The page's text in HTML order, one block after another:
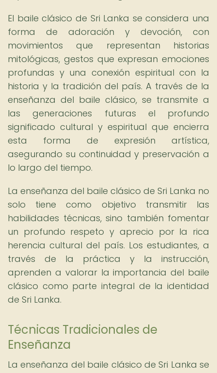
El baile clásico de Sri Lanka se considera una
forma de adoración y devoción, con
movimientos que representan historias
mitológicas, gestos que expresan emociones
profundas y una conexión espiritual con la
historia y la tradición del país. A través de la
enseñanza del baile clásico, se transmite a
las generaciones futuras el profundo
significado cultural y espiritual que encierra
esta forma de expresión artística,
asegurando su continuidad y preservación a
lo largo del tiempo.
La enseñanza del baile clásico de Sri Lanka no
solo tiene como objetivo transmitir las
habilidades técnicas, sino también fomentar
un profundo respeto y aprecio por la rica
herencia cultural del país. Los estudiantes, a
través de la práctica y la instrucción,
aprenden a valorar la importancia del baile
clásico como parte integral de la identidad
de Sri Lanka.
Técnicas Tradicionales de
Enseñanza
La enseñanza del baile clásico de Sri Lanka se